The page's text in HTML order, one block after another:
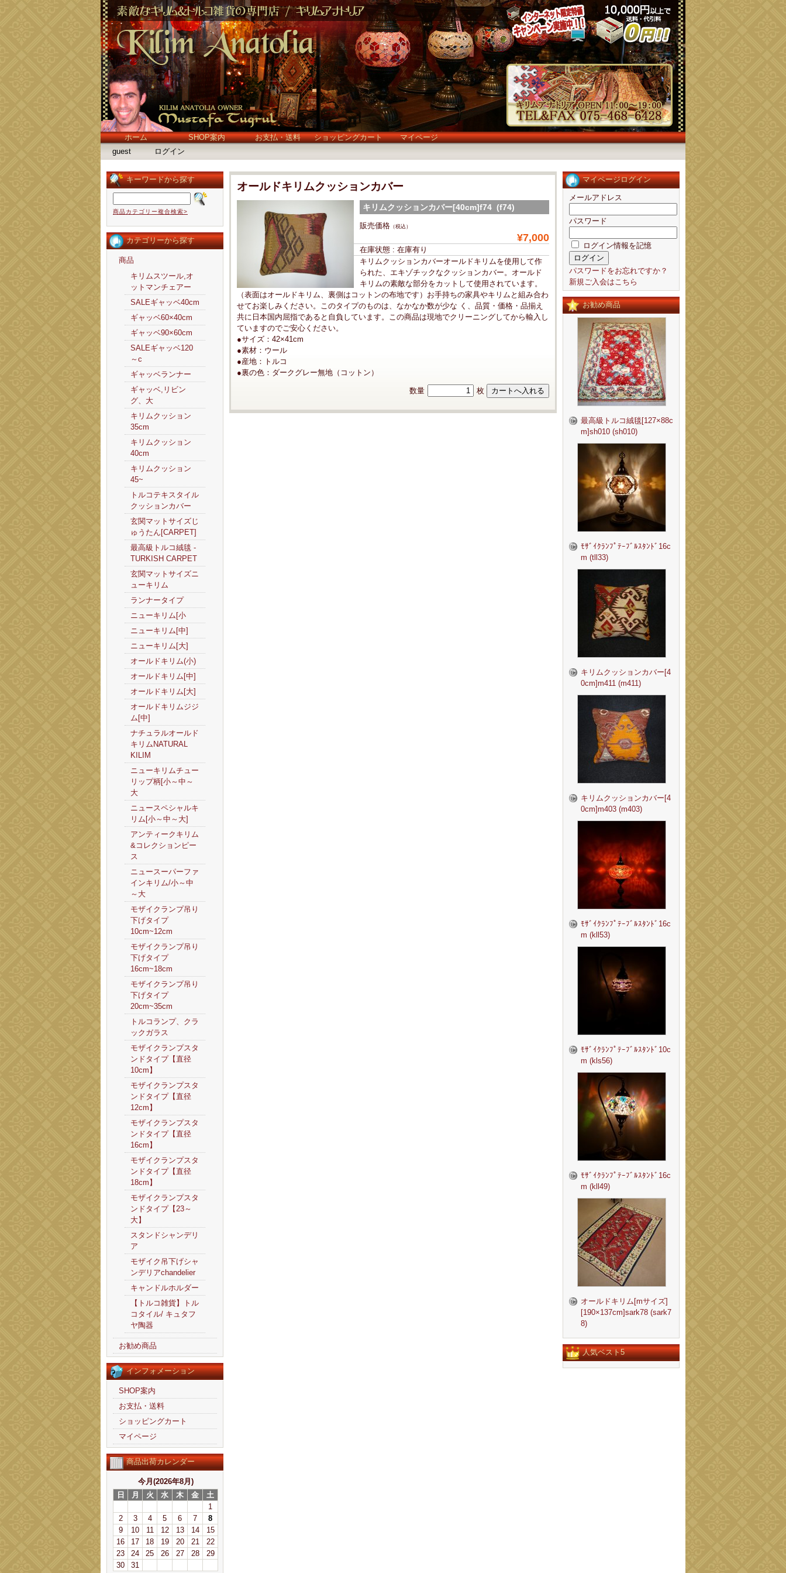
ホーム SHOP案内 お支払・送料 ショッピングカート
マイページ
guest
ログイン
キーワードから探す
商品カテゴリー複合検索>
カテゴリーから探す
商品
キリムスツール,オ
ットマンチェアー
SALEギャッベ40cm
ギャッベ60×40cm
ギャッベ90×60cm
SALEギャッベ120
～c
ギャッベランナー
ギャッベ,リビン
グ、大
キリムクッション
35cm
キリムクッション
40cm
キリムクッション
45~
トルコテキスタイル
クッションカバー
玄関マットサイズじ
ゅうたん[CARPET]
最高級トルコ絨毯 -
TURKISH CARPET
玄関マットサイズニ
ューキリム
ランナータイプ
ニューキリム[小
ニューキリム[中]
ニューキリム[大]
オールドキリム(小)
オールドキリム[中]
オールドキリム[大]
オールドキリムジジ
ム[中]
ナチュラルオールド
キリムNATURAL
KILIM
ニューキリムチュー
リップ柄[小～中～
大
ニュースペシャルキ
リム[小～中～大]
アンティークキリム
&コレクションピー
ス
ニュースーパーファ
インキリム/小～中
～大
モザイクランプ吊り
下げタイプ
10cm~12cm
モザイクランプ吊り
下げタイプ
16cm~18cm
モザイクランプ吊り
下げタイプ
20cm~35cm
トルコランプ、クラ
ックガラス
モザイクランプスタ
ンドタイプ【直径
10cm】
モザイクランプスタ
ンドタイプ【直径
12cm】
モザイクランプスタ
ンドタイプ【直径
16cm】
モザイクランプスタ
ンドタイプ【直径
18cm】
モザイクランプスタ
ンドタイプ【23～
大】
スタンドシャンデリ
ア
モザイク吊下げシャ
ンデリアchandelier
キャンドルホルダー
【トルコ雑貨】トル
コタイル/ キュタフ
ヤ陶器
お勧め商品
インフォメーション
SHOP案内
お支払・送料
ショッピングカート
マイページ
商品出荷カレンダー
今月(2026年8月)
日
月 火 水 木 金
土
1
2
3 4 5 6 7
8
9
10 11 12 13 14
15
16
17 18 19 20 21
22
23
24 25 26 27 28
29
30
31
マイページログイン
メールアドレス
パスワード
ログイン情報を記憶
パスワードをお忘れですか？
新規ご入会はこちら
お勧め商品
最高級トルコ絨毯[127×88c
m]sh010 (sh010)
ﾓｻﾞｲｸﾗﾝﾌﾟﾃｰﾌﾞﾙｽﾀﾝﾄﾞ16c
m (tll33)
キリムクッションカバー[4
0cm]m411 (m411)
キリムクッションカバー[4
0cm]m403 (m403)
ﾓｻﾞｲｸﾗﾝﾌﾟﾃｰﾌﾞﾙｽﾀﾝﾄﾞ16c
m (kll53)
ﾓｻﾞｲｸﾗﾝﾌﾟﾃｰﾌﾞﾙｽﾀﾝﾄﾞ10c
m (kls56)
ﾓｻﾞｲｸﾗﾝﾌﾟﾃｰﾌﾞﾙｽﾀﾝﾄﾞ16c
m (kll49)
オールドキリム[mサイズ]
[190×137cm]sark78 (sark7
8)
人気ベスト5
オールドキリムクッションカバー
キリムクッションカバー[40cm]f74 (f74)
販売価格 （税込）
¥7,000
在庫状態 : 在庫有り
キリムクッションカバーオールドキリムを使用して作
られた、エキゾチックなクッションカバー。オールド
キリムの素敵な部分をカットして使用されています。
（表面はオールドキリム、裏側はコットンの布地です）お手持ちの家具やキリムと組み合わ
せてお楽しみください。このタイプのものは、なかなか数が少な く、品質・価格・品揃え
共に日本国内屈指であると自負しています。この商品は現地でクリーニングしてから輸入し
ていますのでご安心ください。
●サイズ：42×41cm
●素材：ウール
●産地：トルコ
●裏の色：ダークグレー無地（コットン）
数量 枚